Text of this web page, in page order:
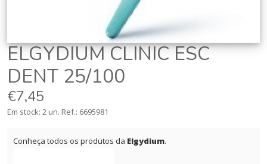
ELGYDIUM CLINIC ESC
DENT 25/100
€7,45
Em stock: 2 un. Ref.: 6695981
Conheça todos os produtos da Elgydium.